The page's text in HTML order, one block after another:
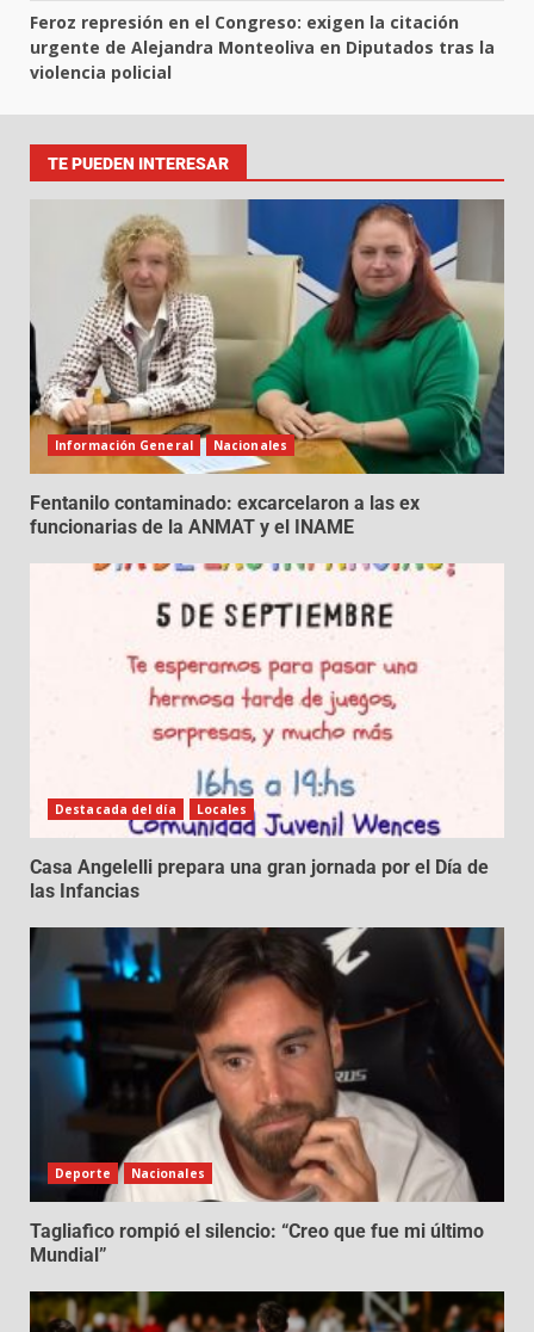
Feroz represión en el Congreso: exigen la citación
urgente de Alejandra Monteoliva en Diputados tras la
violencia policial
TE PUEDEN INTERESAR
Información General Nacionales
Fentanilo contaminado: excarcelaron a las ex
funcionarias de la ANMAT y el INAME
Destacada del día Locales
Casa Angelelli prepara una gran jornada por el Día de
las Infancias
Deporte Nacionales
Tagliafico rompió el silencio: “Creo que fue mi último
Mundial”